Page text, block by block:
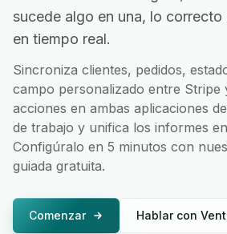
sucede algo en una, lo correcto
en tiempo real.
Sincroniza clientes, pedidos,
campo personalizado entre Stripe
acciones en ambas aplicaciones
de trabajo y unifica los informes
Configúralo en 5 minutos con
guiada gratuita.
Comenzar Hablar con